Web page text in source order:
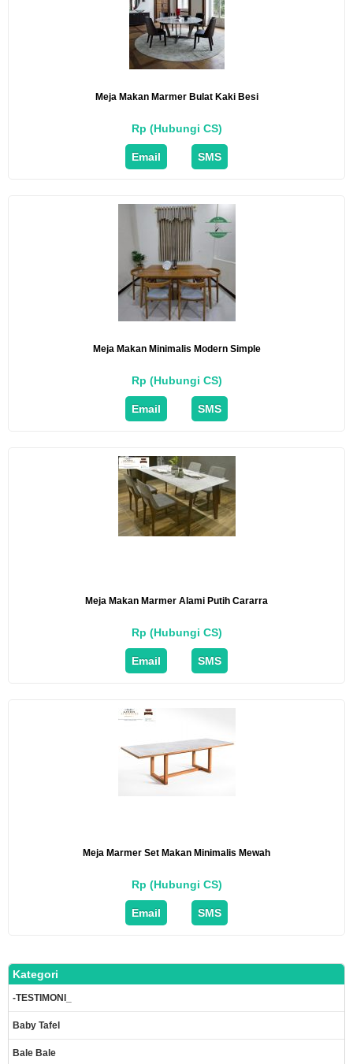
Meja Makan Marmer Bulat Kaki Besi
Rp (Hubungi CS)
Email SMS
Meja Makan Minimalis Modern Simple
Rp (Hubungi CS)
Email SMS
Meja Makan Marmer Alami Putih Cararra
Rp (Hubungi CS)
Email SMS
Meja Marmer Set Makan Minimalis Mewah
Rp (Hubungi CS)
Email SMS
Kategori
-TESTIMONI_
Baby Tafel
Bale Bale